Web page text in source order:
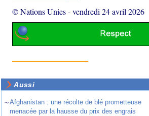
© Nations Unies-vendredi 24 avril 2026
Aussi
~Afghanistan : une récolte de blé prometteuse
menacée par la hausse du prix des engrais